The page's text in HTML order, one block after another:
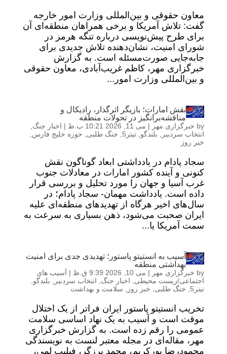
معاون حقوقی و بین‌المللی وزارت امور خارجه
گفت: تلاش آمریکا و برخی همراهان منطقه‌ای آن
برای طرح پیش‌نویسی درباره تنگه هرمز در
شورای امنیت، نشان‌دهنده تلاش جدیدی برای
جابه‌جایی صورت‌مسئله است. به گزارش
خبرگزاری مهر، کاظم غریب‌آبادی، معاون حقوقی
و بین‌المللی وزارت امور...
نقش امارات؛ بازیگر اثرگذار، رادیکال و
مناقشه‌برانگیز در تحولات منطقه
by خبرگزاری مهر | می 11, 2026 10:21 ب.ظ | اخبار جنگ
انتخاب سردبیر
بلندگو تیتر5 جنگ طلبی حوزه خلیج فارس
خبر روز
سجاد پادام در یادداشتی ابعاد گوناگون نقش
کنونی و آینده کشور امارات در معادلات جنوب
غرب آسیا و جهان را مورد تحلیل و بررسی قرار
داده است. یادداشت مهمان- سجاد پادام؛ در
سال‌های اخیر هرگاه از تهدیدهای منطقه‌ای علیه
ایران صحبت می‌شود، ذهن بسیاری به سرعت به
سمت آمریکا یا...
آسیب به انستیتو پاستور؛ تهدیدی جدی برای امنیت
بهداشتی منطقه
by خبرگزاری مهر | می 10, 2026 9:39 ق.ظ | آسیب های
اجتماعی/زیست محیطی
اخبار جنگ انتخاب سردبیر بلندگو
تیتر5
جنگ طلبی خبر روز سلامت و بهداشت
تخریب انستیتو پاستور ایران فراتر از یک اختلال
موقت است و آسیب به یک نهاد اساسی سلامت
عمومی را رقم زده است. به گزارش خبرگزاری
مهر، مقاله‌ای در مجله معتبر لنست به نویسندگی
محمودرضا پورکریم، محمد برزگر، فیلیپ لمی،